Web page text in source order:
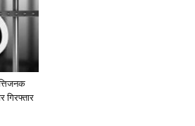
गिरफ्तार